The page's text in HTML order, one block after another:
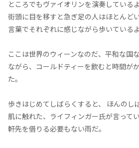
ところでもヴァイオリンを演奏している
街頭に目を移すと急ぎ足の人はほとんど
言葉でそれぞれに感じながら歩いているよ
ここは世界のウィーンなのだ、平和な国
ながら、コールドティーを飲むと時間が
た。
歩きはじめてしばらくすると、 ほんのし
肌に触れた、ライフィンガー氏が言って
軒先を借りる必要もない雨だ。